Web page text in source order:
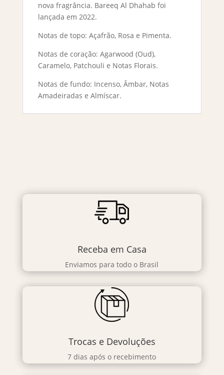
nova fragrância. Bareeq Al Dhahab foi
lançada em 2022.
Notas de topo: Açafrão, Rosa e Pimenta.
Notas de coração: Agarwood (Oud),
Caramelo, Patchouli e Notas Florais.
Notas de fundo: Incenso, Âmbar, Notas
Amadeiradas e Almíscar.
Receba em Casa
Enviamos para todo o Brasil
Trocas e Devoluções
7 dias após o recebimento